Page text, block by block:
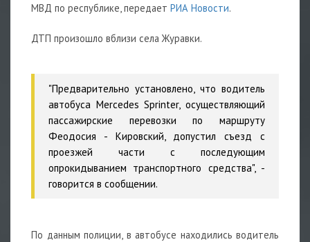
МВД по республике, передает РИА Новости.
ДТП произошло вблизи села Журавки.
"Предварительно установлено, что водитель
автобуса Mercedes Sprinter, осуществляющий
пассажирские перевозки по маршруту
Феодосия - Кировский, допустил съезд с
проезжей части с последующим
опрокидыванием транспортного средства", -
говорится в сообщении.
По данным полиции, в автобусе находились водитель